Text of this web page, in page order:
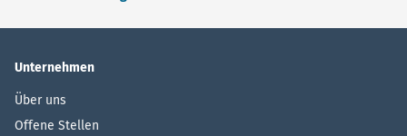
Unternehmen
Über uns
Offene Stellen